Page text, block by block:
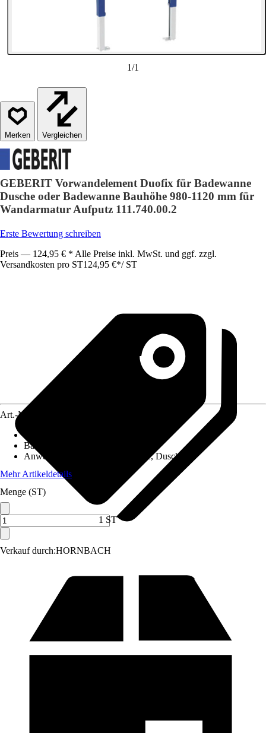
1/1
Vergleichen
GEBERIT Vorwandelement Duofix für Badewanne
Dusche oder Badewanne Bauhöhe 980-1120 mm für
Wandarmatur Aufputz 111.740.00.2
Erste Bewertung schreiben
Preis — 124,95 € * Alle Preise inkl. MwSt. und ggf. zzgl.
Versandkosten pro ST124,95 €*/ ST
Verkauf durch:HORNBACH
Art.-Nr.
Bauhöhe
Anwendungsbereich
Badewanne, Dusche
Mehr Artikeldetails
Menge (ST)
1 ST